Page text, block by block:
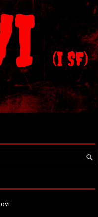
(I SF)